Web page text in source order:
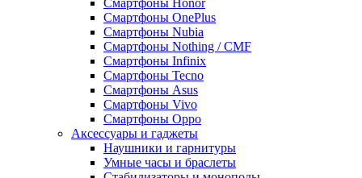
Смартфоны Honor
Смартфоны OnePlus
Смартфоны Nubia
Смартфоны Nothing / CMF
Смартфоны Infinix
Смартфоны Tecno
Смартфоны Asus
Смартфоны Vivo
Смартфоны Oppo
Аксессуары и гаджеты
Наушники и гарнитуры
Умные часы и браслеты